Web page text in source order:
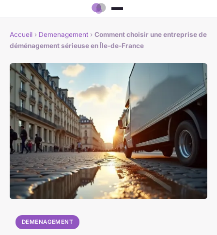
Accueil › Demenagement › Comment choisir une entreprise de
déménagement sérieuse en Île-de-France
DEMENAGEMENT